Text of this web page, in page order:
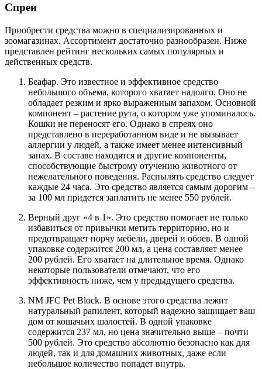
Спреи
Приобрести средства можно в специализированных и
зоомагазинах. Ассортимент достаточно разнообразен. Ниже
представлен рейтинг нескольких самых популярных и
действенных средств.
Беафар. Это известное и эффективное средство
небольшого объема, которого хватает надолго. Оно не
обладает резким и ярко выраженным запахом. Основной
компонент – растение рута, о котором уже упоминалось.
Кошки не переносят его. Однако в спреях оно
представлено в переработанном виде и не вызывает
аллергии у людей, а также имеет менее интенсивный
запах. В составе находятся и другие компоненты,
способствующие быстрому отучению животного от
нежелательного поведения. Распылять средство следует
каждые 24 часа. Это средство является самым дорогим –
за 100 мл придется заплатить не менее 550 рублей.
Верный друг «4 в 1». Это средство помогает не только
избавиться от привычки метить территорию, но и
предотвращает порчу мебели, дверей и обоев. В одной
упаковке содержится 200 мл, а цена составляет менее
200 рублей. Его хватает на длительное время. Однако
некоторые пользователи отмечают, что его
эффективность ниже, чем у предыдущего средства.
NM JFC Pet Block. В основе этого средства лежит
натуральный рапилент, который надежно защищает ваш
дом от кошачьих шалостей. В одной упаковке
содержится 237 мл, но цена значительно выше – почти
500 рублей. Это средство абсолютно безопасно как для
людей, так и для домашних животных, даже если
небольшое количество попадет внутрь.